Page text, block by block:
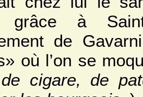
grâce à
de
où l’on se
cigare, de